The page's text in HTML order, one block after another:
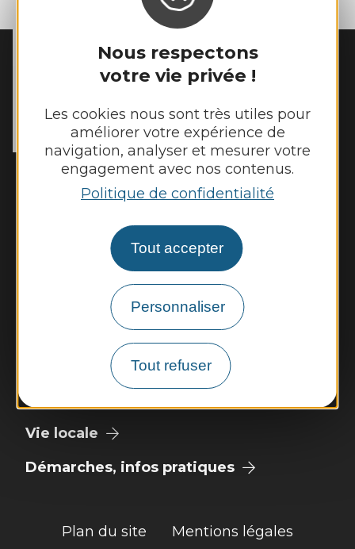
Nous respectons
votre vie privée !
Les cookies nous sont très utiles pour
améliorer votre expérience de
navigation, analyser et mesurer votre
engagement avec nos contenus.
Politique de confidentialité
Tout accepter
Personnaliser
Tout refuser
MAIRIE DEGALGAN
12220 Galgan
Tél. : 05 65 80 41 08
Horaires d'ouverture :
Lundi et mardi de 13h00 à 16h45
Jeudi et vendredi de 13h00 à 16h45
Nous contacter
Vie locale
Démarches, infos pratiques
Plan du site Mentions légales